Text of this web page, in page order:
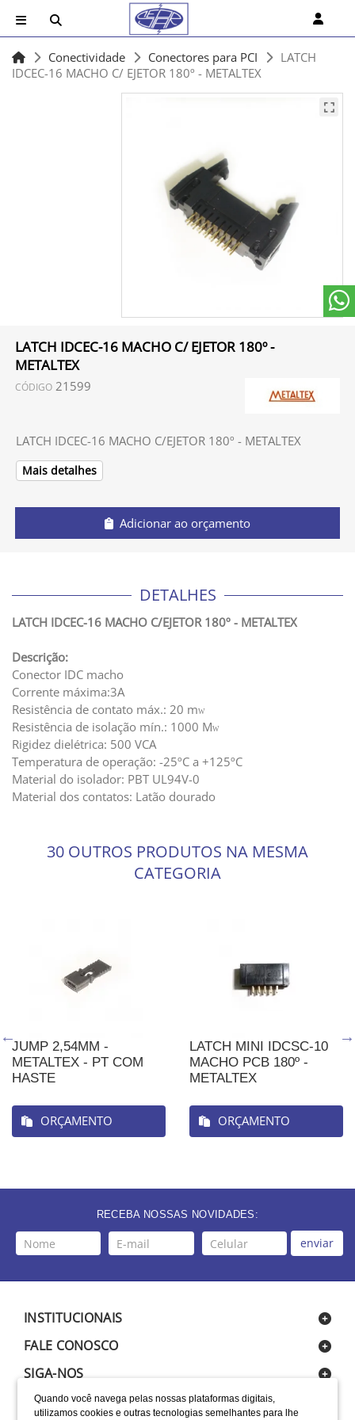
Quando você navega pelas nossas plataformas digitais,
utilizamos cookies e outras tecnologias semelhantes para lhe
Conectividade Conectores para PCI
LATCH
IDCEC-16 MACHO C/ EJETOR 180º - METALTEX
LATCH IDCEC-16 MACHO C/ EJETOR 180º -
METALTEX
CÓDIGO 21599
LATCH IDCEC-16 MACHO C/EJETOR 180º - METALTEX
Mais detalhes
Adicionar ao orçamento
DETALHES
LATCH IDCEC-16 MACHO C/EJETOR 180º - METALTEX
Descrição:
Conector IDC macho
Corrente máxima:3A
Resistência de contato máx.: 20 mW
Resistência de isolação mín.: 1000 MW
Rigidez dielétrica: 500 VCA
Temperatura de operação: -25ºC a +125ºC
Material do isolador: PBT UL94V-0
Material dos contatos: Latão dourado
30 OUTROS PRODUTOS NA MESMA
CATEGORIA
JUMP 2,54MM -
METALTEX - PT COM
HASTE
ORÇAMENTO
LATCH MINI IDCSC-10
MACHO PCB 180º -
METALTEX
ORÇAMENTO
RECEBA NOSSAS NOVIDADES:
enviar
INSTITUCIONAIS
FALE CONOSCO
SIGA-NOS